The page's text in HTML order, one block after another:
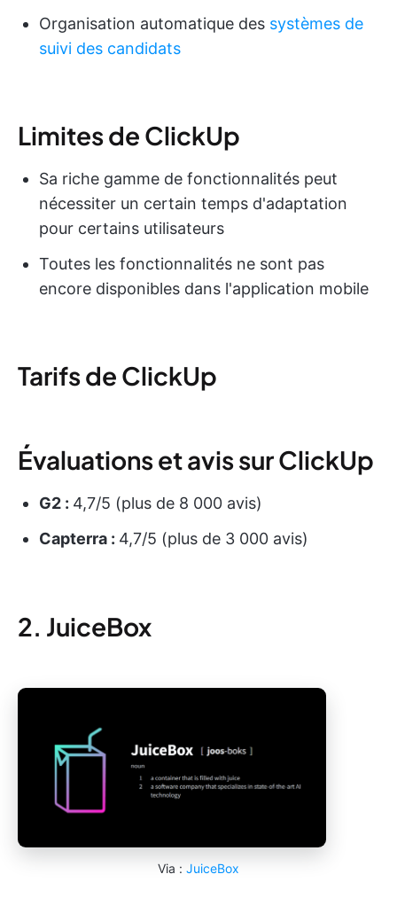
Organisation automatique des systèmes de
suivi des candidats
Limites de ClickUp
Sa riche gamme de fonctionnalités peut
nécessiter un certain temps d'adaptation
pour certains utilisateurs
Toutes les fonctionnalités ne sont pas
encore disponibles dans l'application mobile
Tarifs de ClickUp
Évaluations et avis sur ClickUp
G2 : 4,7/5 (plus de 8 000 avis)
Capterra : 4,7/5 (plus de 3 000 avis)
2. JuiceBox
Via : JuiceBox